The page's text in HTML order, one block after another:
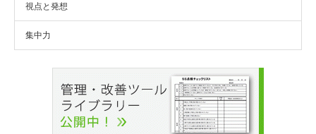
視点と発想
集中力